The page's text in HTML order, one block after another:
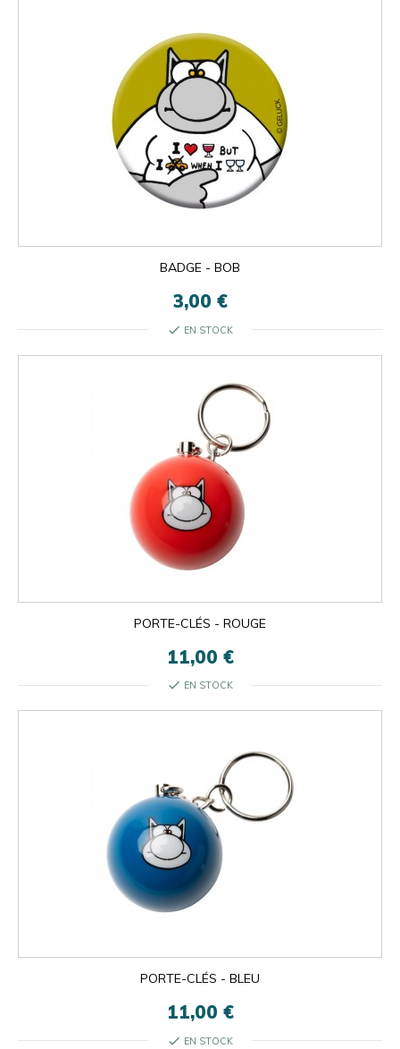
BADGE - BOB
3,00 €
check EN STOCK
PORTE-CLÉS - ROUGE
11,00 €
check EN STOCK
PORTE-CLÉS - BLEU
11,00 €
check EN STOCK